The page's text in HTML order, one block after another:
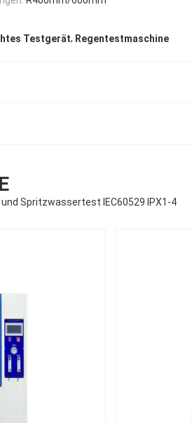
Testgerät, Regentestmaschine
Spritzwassertest IEC60529 IPX1-4